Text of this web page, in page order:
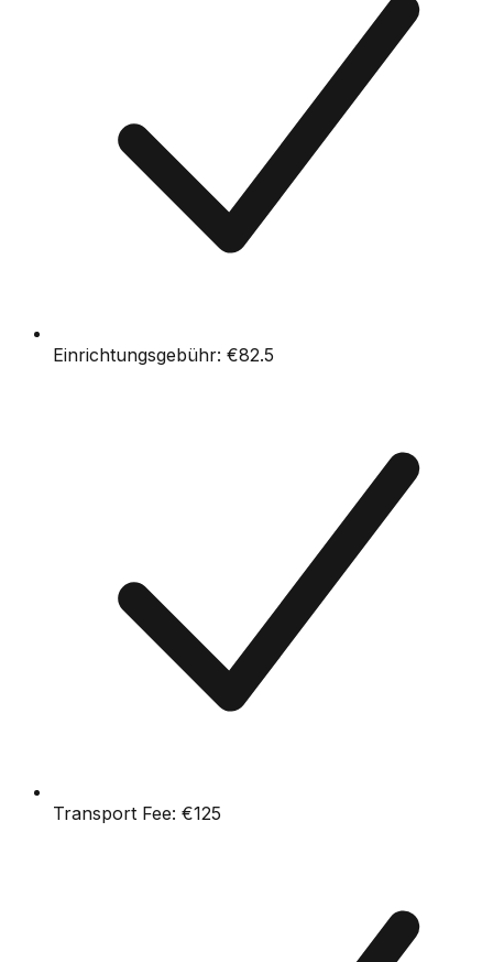
Einrichtungsgebühr: €82.5
Transport Fee: €125